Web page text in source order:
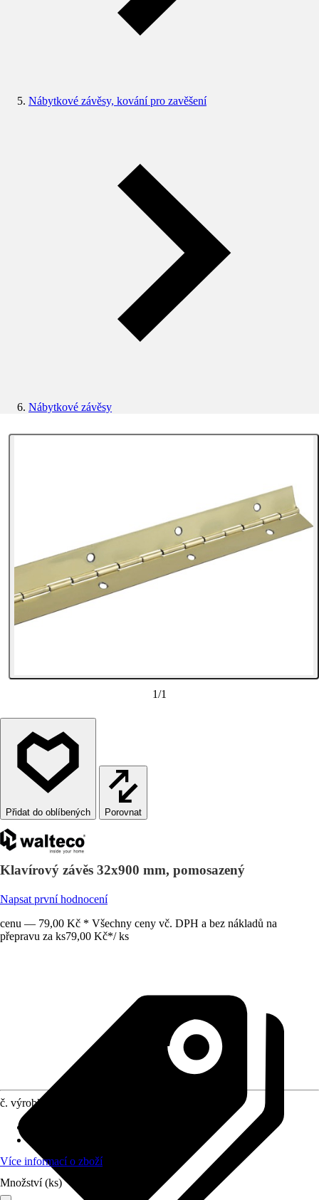
Nábytkové závěsy, kování pro zavěšení
Nábytkové závěsy
1/1
Porovnat
Klavírový závěs 32x900 mm, pomosazený
Napsat první hodnocení
cenu — 79,00 Kč * Všechny ceny vč. DPH a bez nákladů na
přepravu za ks79,00 Kč*/ ks
č. výrobku
Více informací o zboží
Množství (ks)